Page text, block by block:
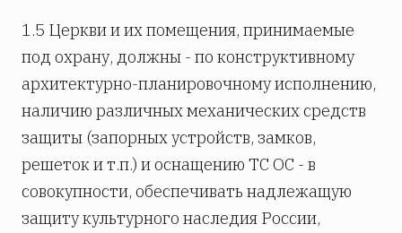
1.5 Церкви и их помещения, принимаемые
под охрану, должны - по конструктивному
архитектурно-планировочному исполнению,
наличию различных механических средств
защиты (запорных устройств, замков,
решеток и т.п.) и оснащению ТС ОС - в
совокупности, обеспечивать надлежащую
защиту культурного наследия России,